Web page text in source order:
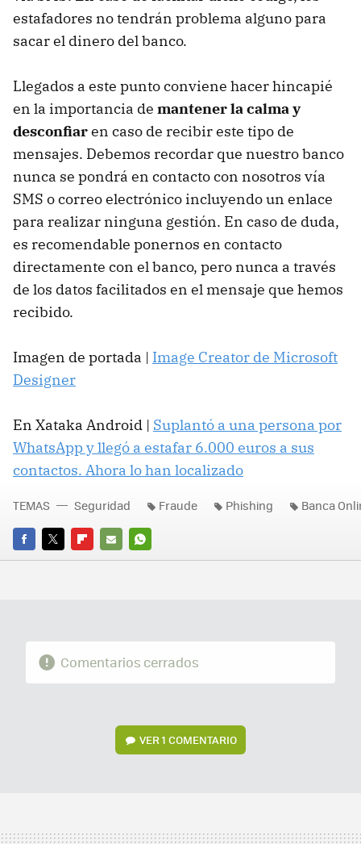
estafadores no tendrán problema alguno para
sacar el dinero del banco.
Llegados a este punto conviene hacer hincapié
en la importancia de mantener la calma y
desconfiaren caso de recibir este tipo de
mensajes. Debemos recordar que nuestro banco
nunca se pondrá en contacto con nosotros vía
SMS o correo electrónico incluyendo un enlace
para realizar ninguna gestión. En caso de duda,
es recomendable ponernos en contacto
directamente con el banco, pero nunca a través
de los datos facilitados en el mensaje que hemos
recibido.
Imagen de portada | Image Creator de Microsoft
Designer
En Xataka Android | Suplantó a una persona por
WhatsApp y llegó a estafar 6.000 euros a sus
contactos. Ahora lo han localizado
FACEBOOK
TWITTERFLIPBOARD
E-
WHATSAPP
TEMAS Seguridad Fraude Phishing Banca
Comentarios cerrados
VER1 COMENTARIO